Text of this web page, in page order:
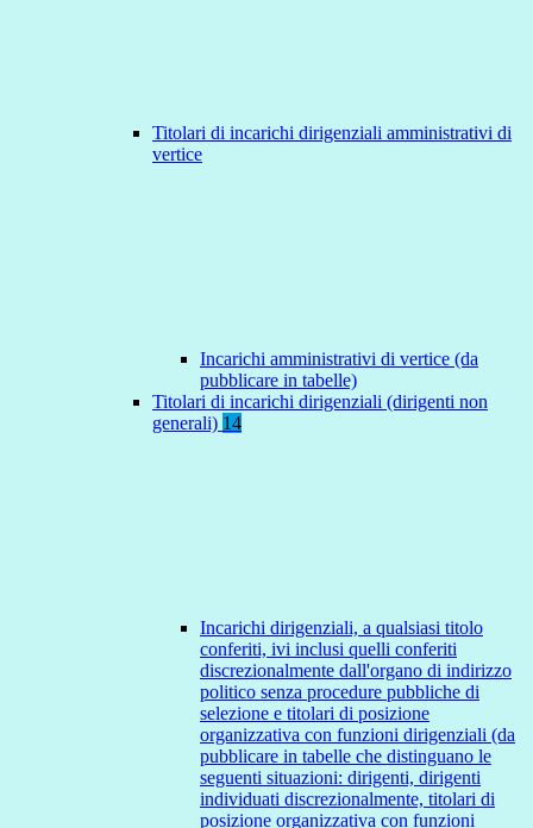
Titolari di incarichi dirigenziali amministrativi di
vertice
Incarichi amministrativi di vertice (da
pubblicare in tabelle)
Titolari di incarichi dirigenziali (dirigenti non
generali) 14
Incarichi dirigenziali, a qualsiasi titolo
conferiti, ivi inclusi quelli conferiti
discrezionalmente dall'organo di indirizzo
politico senza procedure pubbliche di
selezione e titolari di posizione
organizzativa con funzioni dirigenziali (da
pubblicare in tabelle che distinguano le
seguenti situazioni: dirigenti, dirigenti
individuati discrezionalmente, titolari di
posizione organizzativa con funzioni